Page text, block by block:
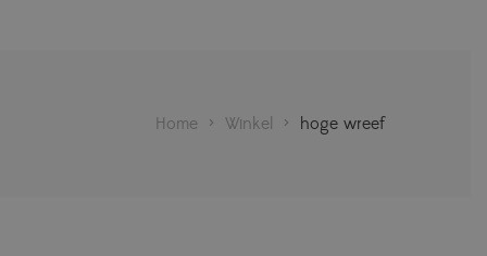
Home > Winkel > hoge wreef